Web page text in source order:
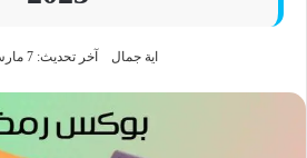
اية جمال آخر تحديث: 7 مارس، 2023